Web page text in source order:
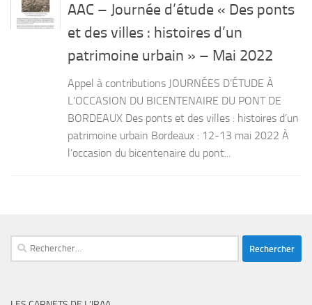
AAC – Journée d’étude « Des ponts
et des villes : histoires d’un
patrimoine urbain » – Mai 2022
Appel à contributions JOURNÉES D’ÉTUDE À
L’OCCASION DU BICENTENAIRE DU PONT DE
BORDEAUX Des ponts et des villes : histoires d’un
patrimoine urbain Bordeaux : 12-13 mai 2022 À
l’occasion du bicentenaire du pont...
Rechercher :